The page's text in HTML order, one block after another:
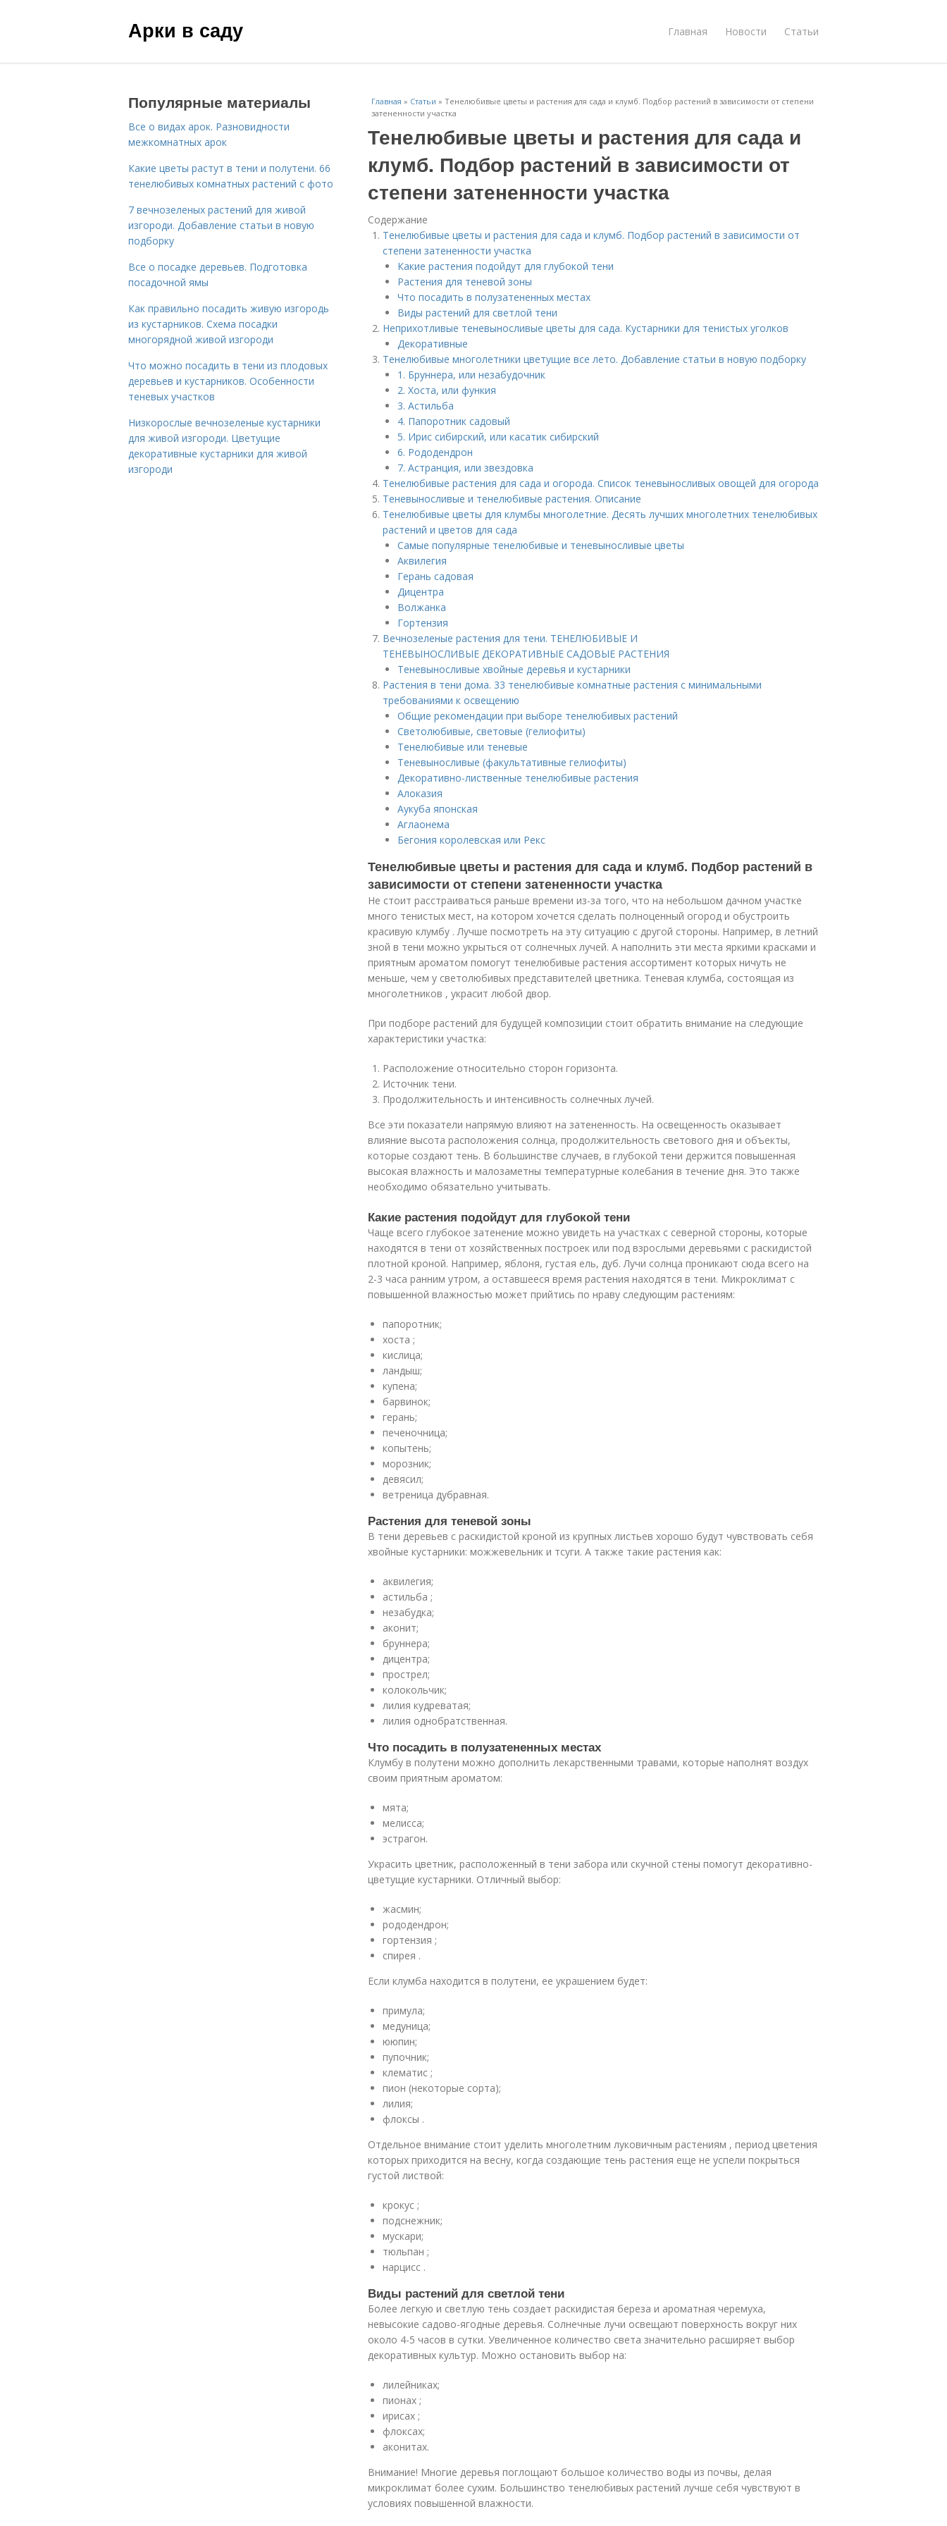
Арки в саду Главная Новости Статьи
Главная » Статьи » Тенелюбивые цветы и растения для сада и клумб. Подбор растений в зависимости от степени
затененности участка
Тенелюбивые цветы и растения для сада и
клумб. Подбор растений в зависимости от
степени затененности участка
Содержание
Тенелюбивые цветы и растения для сада и клумб. Подбор растений в зависимости от
степени затененности участка
Какие растения подойдут для глубокой тени
Растения для теневой зоны
Что посадить в полузатененных местах
Виды растений для светлой тени
Неприхотливые теневыносливые цветы для сада. Кустарники для тенистых уголков
Декоративные
Тенелюбивые многолетники цветущие все лето. Добавление статьи в новую подборку
1. Бруннера, или незабудочник
2. Хоста, или функия
3. Астильба
4. Папоротник садовый
5. Ирис сибирский, или касатик сибирский
6. Рододендрон
7. Астранция, или звездовка
Тенелюбивые растения для сада и огорода. Список теневыносливых овощей для огорода
Теневыносливые и тенелюбивые растения. Описание
Тенелюбивые цветы для клумбы многолетние. Десять лучших многолетних тенелюбивых
растений и цветов для сада
Самые популярные тенелюбивые и теневыносливые цветы
Аквилегия
Герань садовая
Дицентра
Волжанка
Гортензия
Вечнозеленые растения для тени. ТЕНЕЛЮБИВЫЕ И
ТЕНЕВЫНОСЛИВЫЕ ДЕКОРАТИВНЫЕ САДОВЫЕ РАСТЕНИЯ
Теневыносливые хвойные деревья и кустарники
Растения в тени дома. 33 тенелюбивые комнатные растения с минимальными
требованиями к освещению
Общие рекомендации при выборе тенелюбивых растений
Светолюбивые, световые (гелиофиты)
Тенелюбивые или теневые
Теневыносливые (факультативные гелиофиты)
Декоративно-лиственные тенелюбивые растения
Алоказия
Аукуба японская
Аглаонема
Бегония королевская или Рекс
Тенелюбивые цветы и растения для сада и клумб. Подбор растений в
зависимости от степени затененности участка
Не стоит расстраиваться раньше времени из-за того, что на небольшом дачном участке
много тенистых мест, на котором хочется сделать полноценный огород и обустроить
красивую клумбу . Лучше посмотреть на эту ситуацию с другой стороны. Например, в летний
зной в тени можно укрыться от солнечных лучей. А наполнить эти места яркими красками и
приятным ароматом помогут тенелюбивые растения ассортимент которых ничуть не
меньше, чем у светолюбивых представителей цветника. Теневая клумба, состоящая из
многолетников , украсит любой двор.
При подборе растений для будущей композиции стоит обратить внимание на следующие
характеристики участка:
Расположение относительно сторон горизонта.
Источник тени.
Продолжительность и интенсивность солнечных лучей.
Все эти показатели напрямую влияют на затененность. На освещенность оказывает
влияние высота расположения солнца, продолжительность светового дня и объекты,
которые создают тень. В большинстве случаев, в глубокой тени держится повышенная
высокая влажность и малозаметны температурные колебания в течение дня. Это также
необходимо обязательно учитывать.
Какие растения подойдут для глубокой тени
Чаще всего глубокое затенение можно увидеть на участках с северной стороны, которые
находятся в тени от хозяйственных построек или под взрослыми деревьями с раскидистой
плотной кроной. Например, яблоня, густая ель, дуб. Лучи солнца проникают сюда всего на
2-3 часа ранним утром, а оставшееся время растения находятся в тени. Микроклимат с
повышенной влажностью может прийтись по нраву следующим растениям:
папоротник;
хоста ;
кислица;
ландыш;
купена;
барвинок;
герань;
печеночница;
копытень;
морозник;
девясил;
ветреница дубравная.
Растения для теневой зоны
В тени деревьев с раскидистой кроной из крупных листьев хорошо будут чувствовать себя
хвойные кустарники: можжевельник и тсуги. А также такие растения как:
аквилегия;
астильба ;
незабудка;
аконит;
бруннера;
дицентра;
прострел;
колокольчик;
лилия кудреватая;
лилия однобратственная.
Что посадить в полузатененных местах
Клумбу в полутени можно дополнить лекарственными травами, которые наполнят воздух
своим приятным ароматом:
мята;
мелисса;
эстрагон.
Украсить цветник, расположенный в тени забора или скучной стены помогут декоративно-
цветущие кустарники. Отличный выбор:
жасмин;
рододендрон;
гортензия ;
спирея .
Если клумба находится в полутени, ее украшением будет:
примула;
медуница;
ююпин;
пупочник;
клематис ;
пион (некоторые сорта);
лилия;
флоксы .
Отдельное внимание стоит уделить многолетним луковичным растениям , период цветения
которых приходится на весну, когда создающие тень растения еще не успели покрыться
густой листвой:
крокус ;
подснежник;
мускари;
тюльпан ;
нарцисс .
Виды растений для светлой тени
Более легкую и светлую тень создает раскидистая береза и ароматная черемуха,
невысокие садово-ягодные деревья. Солнечные лучи освещают поверхность вокруг них
около 4-5 часов в сутки. Увеличенное количество света значительно расширяет выбор
декоративных культур. Можно остановить выбор на:
лилейниках;
пионах ;
ирисах ;
флоксах;
аконитах.
Внимание! Многие деревья поглощают большое количество воды из почвы, делая
микроклимат более сухим. Большинство тенелюбивых растений лучше себя чувствуют в
условиях повышенной влажности.
Популярные материалы
Все о видах арок. Разновидности
межкомнатных арок
Какие цветы растут в тени и полутени. 66
тенелюбивых комнатных растений с фото
7 вечнозеленых растений для живой
изгороди. Добавление статьи в новую
подборку
Все о посадке деревьев. Подготовка
посадочной ямы
Как правильно посадить живую изгородь
из кустарников. Схема посадки
многорядной живой изгороди
Что можно посадить в тени из плодовых
деревьев и кустарников. Особенности
теневых участков
Низкорослые вечнозеленые кустарники
для живой изгороди. Цветущие
декоративные кустарники для живой
изгороди